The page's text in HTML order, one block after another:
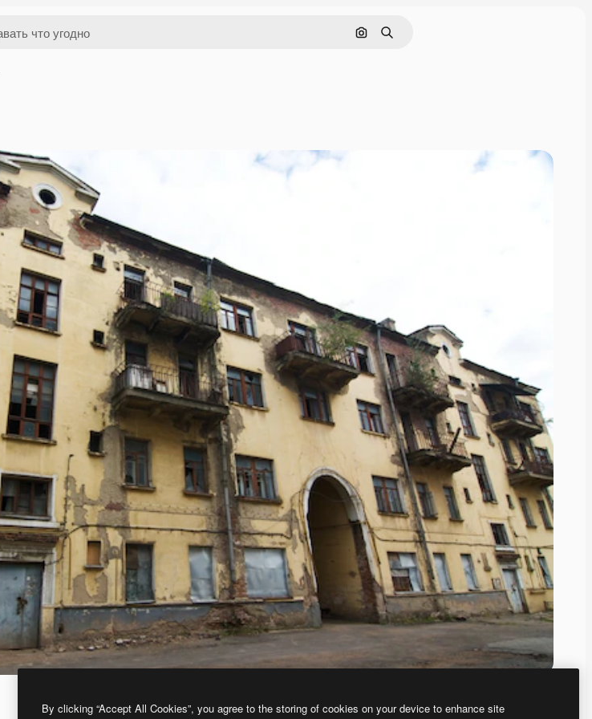
Поиск по изображению
Поиск
By clicking “Accept All Cookies”, you agree to the storing of cookies on your device to enhance site